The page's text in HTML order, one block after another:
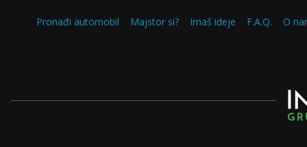
Pronađi automobil Majstor si? Imaš ideje F.A.Q. O